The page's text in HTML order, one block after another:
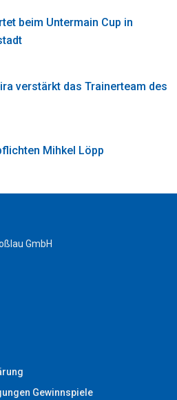
beim Untermain Cup in
verstärkt das Trainerteam des
Mihkel Löpp
GmbH
Gewinnspiele